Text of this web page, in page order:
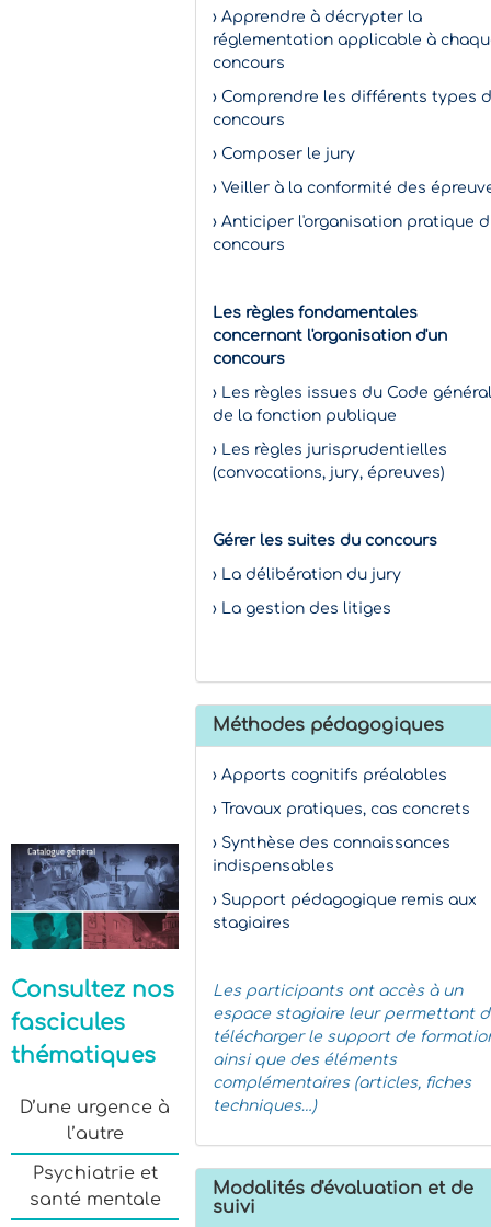
Consultez nos
fascicules
thématiques
D’une urgence à
l’autre
Psychiatrie et
santé mentale
› Apprendre à décrypter la
réglementation applicable à
concours
› Comprendre les différents types
concours
› Composer le jury
› Veiller à la conformité des
› Anticiper l'organisation pratique
concours
Les règles fondamentales
concernant l'organisation d'un
concours
› Les règles issues du Code général
de la fonction publique
› Les règles jurisprudentielles
(convocations, jury, épreuves)
Gérer les suites du concours
› La délibération du jury
› La gestion des litiges
Méthodes pédagogiques
› Apports cognitifs préalables
› Travaux pratiques, cas concrets
› Synthèse des connaissances
indispensables
› Support pédagogique remis aux
stagiaires
Les participants ont accès à un
espace stagiaire leur permettant
télécharger le support de
ainsi que des éléments
complémentaires (articles, fiches
techniques…)
Modalités d'évaluation et de
suivi